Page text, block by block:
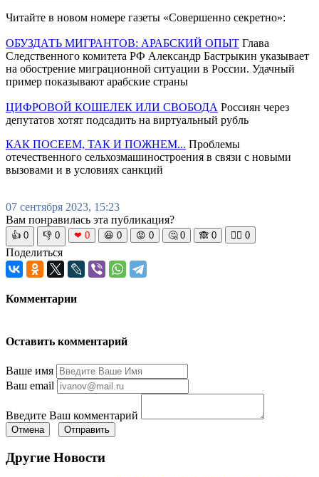
Читайте в новом номере газеты «Совершенно секретно»:
ОБУЗДАТЬ МИГРАНТОВ: АРАБСКИЙ ОПЫТ Глава
Следственного комитета РФ Александр Бастрыкин указывает
на обострение миграционной ситуации в России. Удачный
пример показывают арабские страны
ЦИФРОВОЙ КОШЕЛЕК ИЛИ СВОБОДА Россиян через
депутатов хотят подсадить на виртуальный рубль
КАК ПОСЕЕМ, ТАК И ПОЖНЕМ... Проблемы
отечественного сельхозмашиностроения в связи с новыми
вызовами и в условиях санкций
07 сентября 2023, 15:23
Вам понравилась эта публикация?
👍 0 👎 0 ❤ 0 😆 0 😡 0 🤔 0 🙈 0 🧘‍♀️ 0
Поделиться
Комментарии
Оставить комментарий
Ваше имя
Ваш email
Введите Ваш комментарий
Отмена Отправить
Другие Новости